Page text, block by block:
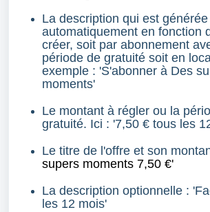
La description qui est générée
automatiquement en fonction
créer, soit par abonnement
période de gratuité soit en
exemple : 'S'abonner à Des
moments'
Le montant à régler ou la
gratuité. Ici : '7,50 € tous les
Le titre de l'offre et son
supers moments 7,50 €'
La description optionnelle :
les 12 mois'